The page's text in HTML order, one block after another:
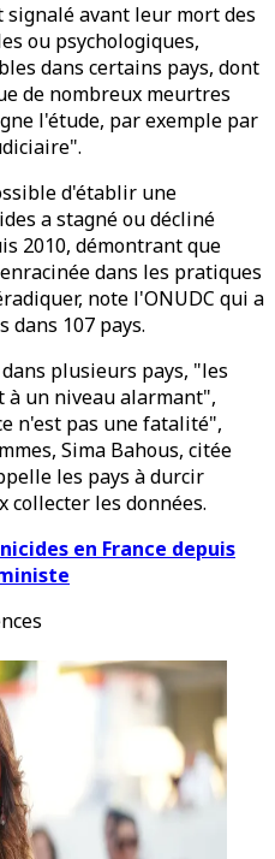
signalé avant leur mort des
ou psychologiques,
dans certains pays, dont
de nombreux meurtres
l'étude, par exemple par
d'établir une
a stagné ou décliné
2010, démontrant que
dans les pratiques
note l'ONUDC qui a
107 pays.
plusieurs pays, "les
un niveau alarmant",
n'est pas une fatalité",
Sima Bahous, citée
les pays à durcir
les données.
en France depuis